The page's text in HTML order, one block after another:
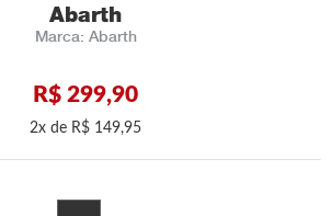
Abarth
Abarth
R$ 299,90
2 R$ 149,95